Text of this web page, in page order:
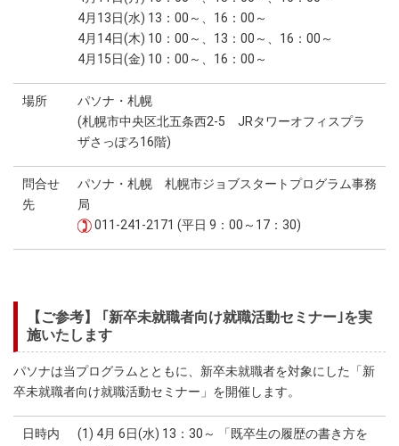
4月13日(水) 13：00～、16：00～
4月14日(木) 10：00～、13：00～、16：00～
4月15日(金) 10：00～、16：00～
場所
パソナ・札幌
(札幌市中央区北五条西2-5 JRタワーオフィスプラ
ザさっぽろ16階)
問合せ
先
パソナ・札幌 札幌市ジョブスタートプログラム事務
局
011-241-2171 (平日 9：00～17：30)
【ご参考】 ｢新卒未就職者向け就職活動セミナー｣を実
施いたします
パソナは当プログラムとともに、新卒未就職者を対象にした「新
卒未就職者向け就職活動セミナー」を開催します。
日時内
(1) 4月 6日(水) 13：30～ 「既卒生の履歴の書き方を